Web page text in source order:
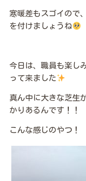
寒暖差もスゴイので
を付けましょうね
今日は、職員も楽し
って来ました
真ん中に大きな芝生
かりあるんです！！
こんな感じのやつ！